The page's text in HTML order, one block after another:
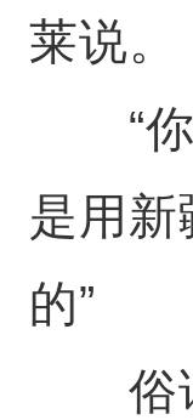
莱说。
“你
是用新
的”
俗话